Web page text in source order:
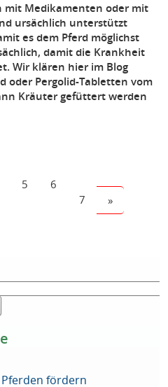
mit Medikamenten oder mit
ursächlich unterstützt
es dem Pferd möglichst
damit die Krankheit
Wir klären hier im Blog
oder Pergolid-Tabletten vom
Kräuter gefüttert werden
5
6
7
»
fördern